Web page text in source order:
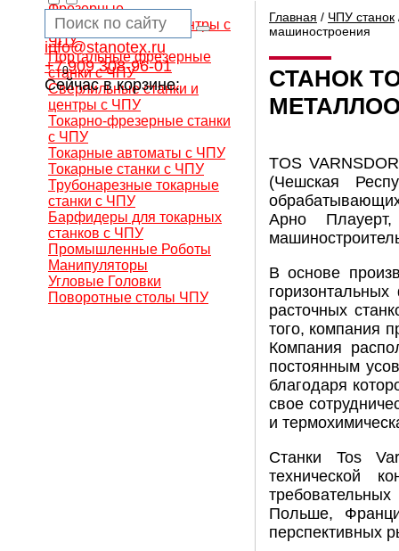
info@stanotex.ru
+7 909 308-96-01
Сейчас в корзине:
0
Фрезерные
обрабатывающие центры с
ЧПУ
Портальные фрезерные
станки с ЧПУ
Сверлильные станки и
центры с ЧПУ
Токарно-фрезерные станки
с ЧПУ
Токарные автоматы с ЧПУ
Токарные станки с ЧПУ
Трубонарезные токарные
станки с ЧПУ
Барфидеры для токарных
станков с ЧПУ
Промышленные Роботы
Манипуляторы
Угловые Головки
Поворотные столы ЧПУ
Главная / ЧПУ станок
машиностроения
СТАНОК
TOS
(Чешская
Арно
В основе
расточных
того, компания
Компания
постоянным
благодаря
свое
и
Станки Tos
технической
Польше,
перспективных